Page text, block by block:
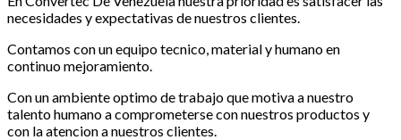
necesidades y expectativas de nuestros clientes.
Contamos con un equipo tecnico, material y humano en
continuo mejoramiento.
Con un ambiente optimo de trabajo que motiva a nuestro
talento humano a comprometerse con nuestros productos y
con la atencion a nuestros clientes.